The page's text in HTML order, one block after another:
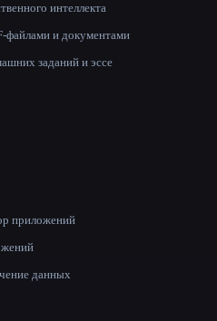
интеллекта
файлами и документами
заданий и эссе
приложений
данных